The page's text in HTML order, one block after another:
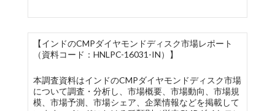
【インドのCMPダイヤモンドディスク市場レポート
（資料コード：HNLPC-16031-IN）】
本調査資料はインドのCMPダイヤモンドディスク市場
について調査・分析し、市場概要、市場動向、市場規
模、市場予測、市場シェア、企業情報などを掲載して